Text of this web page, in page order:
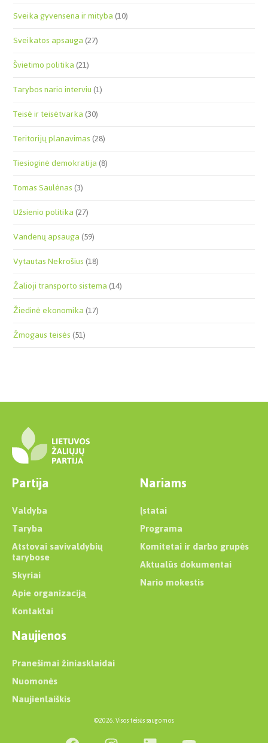
Sveika gyvensena ir mityba(10)
Sveikatos apsauga(27)
Švietimo politika(21)
Tarybos nario interviu(1)
Teisė ir teisėtvarka(30)
Teritorijų planavimas(28)
Tiesioginė demokratija(8)
Tomas Saulėnas(3)
Užsienio politika(27)
Vandenų apsauga(59)
Vytautas Nekrošius(18)
Žalioji transporto sistema(14)
Žiedinė ekonomika(17)
Žmogaus teisės(51)
Partija
Valdyba
Taryba
Atstovai savivaldybių
tarybose
Skyriai
Apie organizaciją
Kontaktai
Nariams
Įstatai
Programa
Komitetai ir darbo grupės
Aktualūs dokumentai
Nario mokestis
Naujienos
Pranešimai žiniasklaidai
Nuomonės
Naujienlaiškis
©2026. Visos teisės saugomos.